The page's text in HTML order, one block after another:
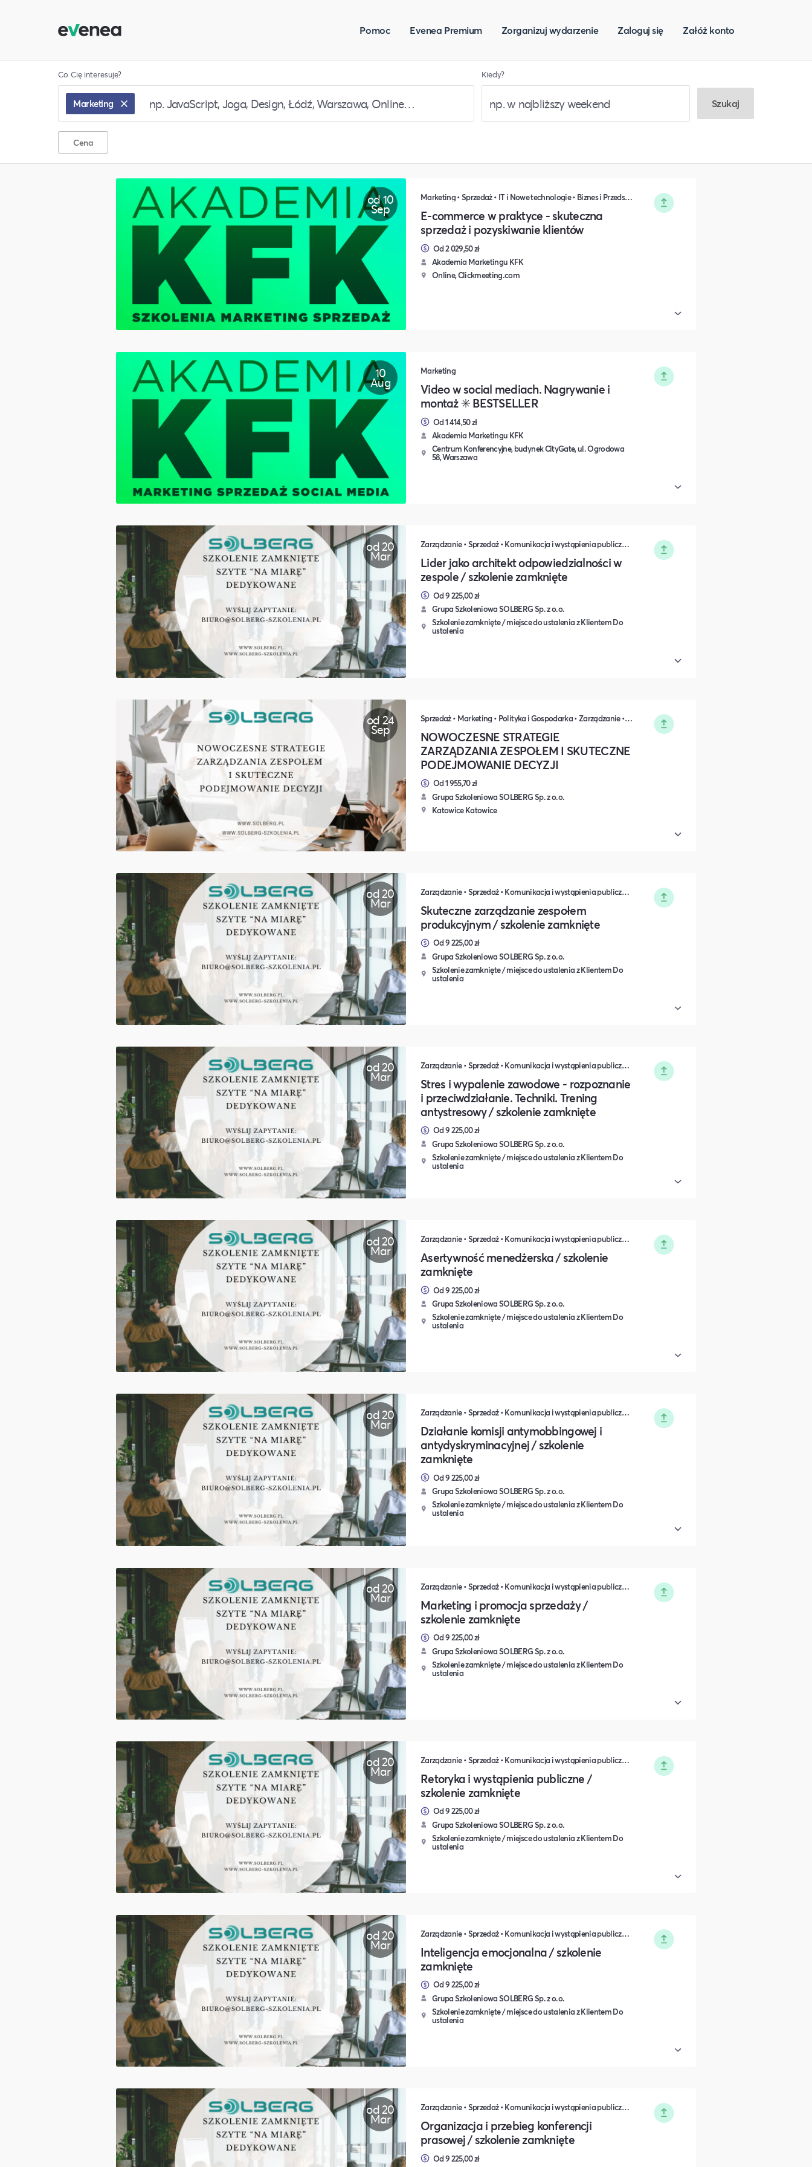
Pomoc Evenea Premium Zorganizuj wydarzenie Zaloguj się Załóż konto
Co Cię interesuje?
Marketing
Kiedy?
Szukaj
Cena
od 10
Sep
Marketing • Sprzedaż • IT i Nowe technologie • Biznes i Przedsiędsiębiorczość
E-commerce w praktyce - skuteczna
sprzedaż i pozyskiwanie klientów
Od 2 029,50 zł
Akademia Marketingu KFK
Online, Clickmeeting.com
10
Aug
Marketing
Video w social mediach. Nagrywanie i
montaż ✳️ BESTSELLER
Od 1 414,50 zł
Akademia Marketingu KFK
Centrum Konferencyjne, budynek CityGate, ul. Ogrodowa
58, Warszawa
od 20
Mar
Zarządzanie • Sprzedaż • Komunikacja i wystąpienia publiczne • Rozwój osobisty • Turystyka i podróże • Wydarzenia zamknięte • Marketing • Biznes i Przedsiędsiębiorczość • Nauka i Edukacja • Polityka i Gospodarka • Dieta, Odżywianie i Degustacje • IT i Nowe technologie
Lider jako architekt odpowiedzialności w
zespole / szkolenie zamknięte
Od 9 225,00 zł
Grupa Szkoleniowa SOLBERG Sp. z o.o.
Szkolenie zamknięte / miejsce do ustalenia z Klientem Do
ustalenia
od 24
Sep
Sprzedaż • Marketing • Polityka i Gospodarka • Zarządzanie • Rozwój osobisty • Biznes i Przedsiędsiębiorczość
NOWOCZESNE STRATEGIE
ZARZĄDZANIA ZESPOŁEM I SKUTECZNE
PODEJMOWANIE DECYZJI
Od 1 955,70 zł
Grupa Szkoleniowa SOLBERG Sp. z o.o.
Katowice Katowice
od 20
Mar
Zarządzanie • Sprzedaż • Komunikacja i wystąpienia publiczne • Rozwój osobisty • Turystyka i podróże • Wydarzenia zamknięte • Marketing • Biznes i Przedsiędsiębiorczość • Nauka i Edukacja • Polityka i Gospodarka • Dieta, Odżywianie i Degustacje • IT i Nowe technologie
Skuteczne zarządzanie zespołem
produkcyjnym / szkolenie zamknięte
Od 9 225,00 zł
Grupa Szkoleniowa SOLBERG Sp. z o.o.
Szkolenie zamknięte / miejsce do ustalenia z Klientem Do
ustalenia
od 20
Mar
Zarządzanie • Sprzedaż • Komunikacja i wystąpienia publiczne • Rozwój osobisty • Turystyka i podróże • Wydarzenia zamknięte • Marketing • Biznes i Przedsiędsiębiorczość • Nauka i Edukacja • Polityka i Gospodarka • Dieta, Odżywianie i Degustacje • IT i Nowe technologie
Stres i wypalenie zawodowe - rozpoznanie
i przeciwdziałanie. Techniki. Trening
antystresowy / szkolenie zamknięte
Od 9 225,00 zł
Grupa Szkoleniowa SOLBERG Sp. z o.o.
Szkolenie zamknięte / miejsce do ustalenia z Klientem Do
ustalenia
od 20
Mar
Zarządzanie • Sprzedaż • Komunikacja i wystąpienia publiczne • Rozwój osobisty • Turystyka i podróże • Wydarzenia zamknięte • Marketing • Biznes i Przedsiędsiębiorczość • Nauka i Edukacja • Polityka i Gospodarka • Dieta, Odżywianie i Degustacje • IT i Nowe technologie
Asertywność menedżerska / szkolenie
zamknięte
Od 9 225,00 zł
Grupa Szkoleniowa SOLBERG Sp. z o.o.
Szkolenie zamknięte / miejsce do ustalenia z Klientem Do
ustalenia
od 20
Mar
Zarządzanie • Sprzedaż • Komunikacja i wystąpienia publiczne • Rozwój osobisty • Turystyka i podróże • Wydarzenia zamknięte • Marketing • Biznes i Przedsiędsiębiorczość • Nauka i Edukacja • Polityka i Gospodarka • Dieta, Odżywianie i Degustacje • IT i Nowe technologie
Działanie komisji antymobbingowej i
antydyskryminacyjnej / szkolenie
zamknięte
Od 9 225,00 zł
Grupa Szkoleniowa SOLBERG Sp. z o.o.
Szkolenie zamknięte / miejsce do ustalenia z Klientem Do
ustalenia
od 20
Mar
Zarządzanie • Sprzedaż • Komunikacja i wystąpienia publiczne • Rozwój osobisty • Turystyka i podróże • Wydarzenia zamknięte • Marketing • Biznes i Przedsiędsiębiorczość • Nauka i Edukacja • Polityka i Gospodarka • Dieta, Odżywianie i Degustacje • IT i Nowe technologie
Marketing i promocja sprzedaży /
szkolenie zamknięte
Od 9 225,00 zł
Grupa Szkoleniowa SOLBERG Sp. z o.o.
Szkolenie zamknięte / miejsce do ustalenia z Klientem Do
ustalenia
od 20
Mar
Zarządzanie • Sprzedaż • Komunikacja i wystąpienia publiczne • Rozwój osobisty • Turystyka i podróże • Wydarzenia zamknięte • Marketing • Biznes i Przedsiędsiębiorczość • Nauka i Edukacja • Polityka i Gospodarka • Dieta, Odżywianie i Degustacje • IT i Nowe technologie
Retoryka i wystąpienia publiczne /
szkolenie zamknięte
Od 9 225,00 zł
Grupa Szkoleniowa SOLBERG Sp. z o.o.
Szkolenie zamknięte / miejsce do ustalenia z Klientem Do
ustalenia
od 20
Mar
Zarządzanie • Sprzedaż • Komunikacja i wystąpienia publiczne • Rozwój osobisty • Turystyka i podróże • Wydarzenia zamknięte • Marketing • Biznes i Przedsiędsiębiorczość • Nauka i Edukacja • Polityka i Gospodarka • Dieta, Odżywianie i Degustacje • IT i Nowe technologie
Inteligencja emocjonalna / szkolenie
zamknięte
Od 9 225,00 zł
Grupa Szkoleniowa SOLBERG Sp. z o.o.
Szkolenie zamknięte / miejsce do ustalenia z Klientem Do
ustalenia
od 20
Mar
Zarządzanie • Sprzedaż • Komunikacja i wystąpienia publiczne • Rozwój osobisty • Turystyka i podróże • Wydarzenia zamknięte • Marketing • Biznes i Przedsiędsiębiorczość • Nauka i Edukacja • Polityka i Gospodarka • Dieta, Odżywianie i Degustacje • IT i Nowe technologie
Organizacja i przebieg konferencji
prasowej / szkolenie zamknięte
Od 9 225,00 zł